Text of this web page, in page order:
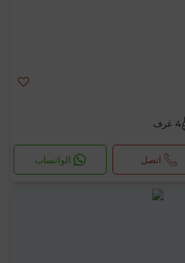
4 غرف
اتصل الواتساب